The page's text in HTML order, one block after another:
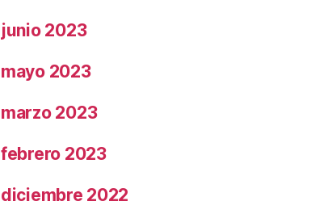
junio 2023
mayo 2023
marzo 2023
febrero 2023
diciembre 2022